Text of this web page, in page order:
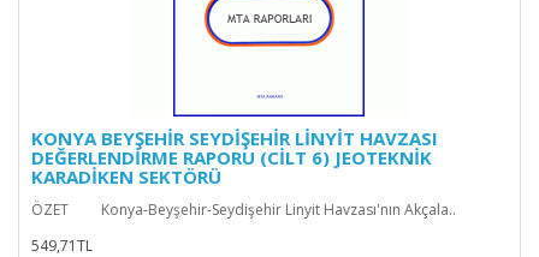
KONYA BEYŞEHİR SEYDİŞEHİR LİNYİT HAVZASI
DEĞERLENDİRME RAPORU (CİLT 6) JEOTEKNİK
KARADİKEN SEKTÖRÜ
ÖZET Konya-Beyşehir-Seydişehir Linyit Havzası'nın Akçala..
549,71TL